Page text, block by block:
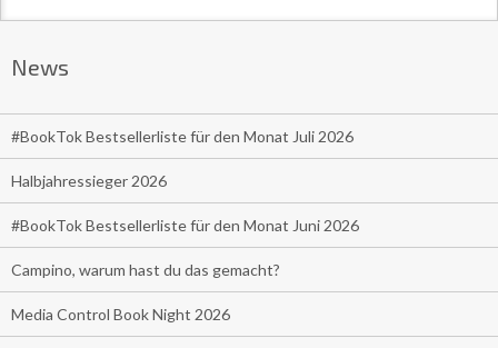
News
#BookTok Bestsellerliste für den Monat Juli 2026
Halbjahressieger 2026
#BookTok Bestsellerliste für den Monat Juni 2026
Campino, warum hast du das gemacht?
Media Control Book Night 2026